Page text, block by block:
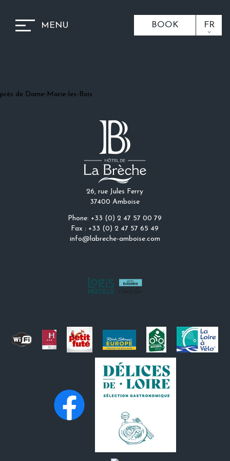
MENU BOOK FR
près de Dame-Marie-les-Bois
26, rue Jules Ferry
37400 Amboise
Phone: +33 (0) 2 47 57 00 79
Fax : +33 (0) 2 47 57 65 49
info@labreche-amboise.com